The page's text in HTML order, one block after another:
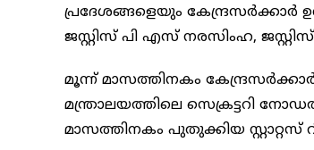
പ്രദേശങ്ങളെയും കേന്ദ്രസര്‍ക്കാര്‍
ജസ്റ്റിസ് പി എസ് നരസിംഹ,
മൂന്ന് മാസത്തിനകം
മന്ത്രാലയത്തിലെ സെക്രട്ടറി
മാസത്തിനകം പുതുക്കിയ സ്റ്റാറ്റസ്